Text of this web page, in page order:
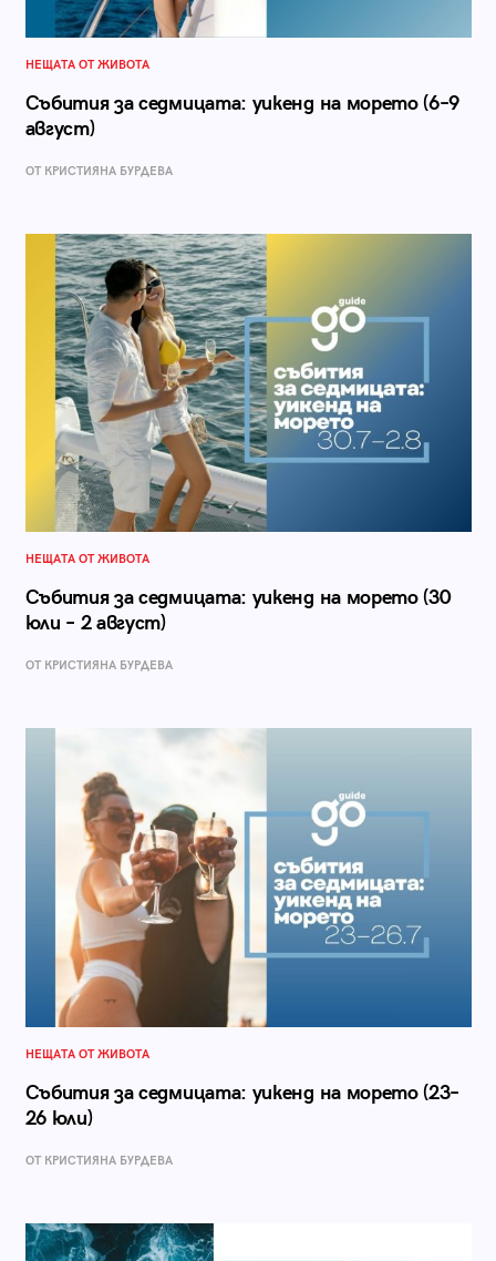
НЕЩАТА ОТ ЖИВОТА
Събития за седмицата: уикенд на морето (6–9
август)
ОТ КРИСТИЯНА БУРДЕВА
НЕЩАТА ОТ ЖИВОТА
Събития за седмицата: уикенд на морето (30
юли – 2 август)
ОТ КРИСТИЯНА БУРДЕВА
НЕЩАТА ОТ ЖИВОТА
Събития за седмицата: уикенд на морето (23–
26 юли)
ОТ КРИСТИЯНА БУРДЕВА